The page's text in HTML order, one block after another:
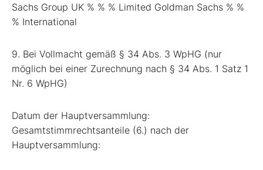
Sachs Group UK % % % Limited Goldman Sachs % %
% International
9. Bei Vollmacht gemäß § 34 Abs. 3 WpHG (nur
möglich bei einer Zurechnung nach § 34 Abs. 1 Satz 1
Nr. 6 WpHG)
Datum der Hauptversammlung:
Gesamtstimmrechtsanteile (6.) nach der
Hauptversammlung: